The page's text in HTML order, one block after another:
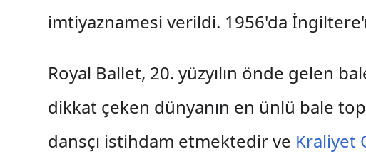
imtiyaznamesi verildi. 1956'da
Royal Ballet, 20. yüzyılın önde gelen
dikkat çeken dünyanın en ünlü bale
dansçı istihdam etmektedir ve Kraliyet